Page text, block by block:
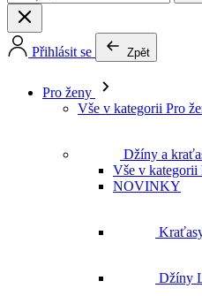
Přihlásit se Zpět
Pro ženy
Vše v kategorii Pro
Džíny a
Vše v
NOVINKY
Džíny